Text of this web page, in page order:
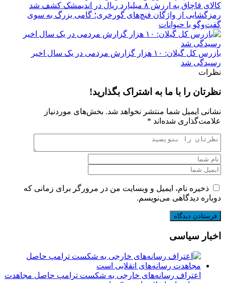
کالای قاچاق به ارزش ۸ میلیارد ریال در اندیمشک کشف شد
رمزگشایی از واژگان فنچ‌های گورخری؛ گامی بزرگ به سوی
گفت‌وگو با حیوانات
بازرس کل گیلان: ۱۰ هزار گزارش مردمی در یک سال اخیر
رسیدگی شد
نظرات
نظرتان را با ما به اشتراک بگذارید!
نشانی ایمیل شما منتشر نخواهد شد. بخش‌های موردنیاز
علامت‌گذاری شده‌اند *
ذخیره نام، ایمیل و وبسایت من در مرورگر برای زمانی که
دوباره دیدگاهی می‌نویسم.
اخبار سیاسی
اعتراف رسانه‌های خارجی به شکست ترامپ حاصل مجاهدت